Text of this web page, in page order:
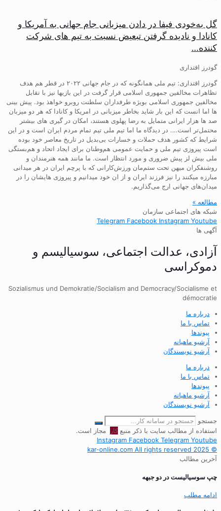
گل به‌خودی فیفا در دادن میزبانی جام جهانی به آمریکا و
کانادا و نادیده گرفتن تبعیض نسبت به تیم های شرکت
کننده…
گودرز اقتداری
گودرز اقتداری: تیم ملی همانگونه که در جام جهانی ۲۰۲۲ در قطر هم هدف
تظاهرات مخالفین جمهوری اسلامی قرار گرفت در این بازیها نیز با تقابل
مخالفین جمهوری اسلامی بویژه طرفداران سلطنت روبرو خواهذ بود. پیش بینی
ها اما انست که این بار شاید بخاطر میزبانی در امریکا و کانادا که هر دو میزبان
صد ها هزار ایرانی متمایل به رضا پهلوی هستند، امکان در گیری های بیشتر
محتمل‌تر است…. در دیدگاه ما اما تیم ملی تیم تمام مردم ایران است و در این
شرایط که کشور هدف حملات و خسارات بی‌بدیل در تاریخ معاصر خود بوده
است پیروزی تیم ملی و حمایت عمومی هم‌وطنان برای ایجاد اتحاد و هم‌بستگی
ملی بیش لز پیش ضروری و مورد انتظار است. ما مانند همه هنرمندان و
روشنفکران میهن تحت ستم‌مان ورزش‌کارانی که با پرچم ایران در هر میدانی
مبارزه میکنند را نیز فرزند ایران و از ان خود میدانیم و پیروزی هایشان را در
میدان‌های جهانی ارج می‌گذاریم.
مطالعه »
شبکه های اجتماعی سازمان
Telegram Facebook Instagram Youtube
آگهی ها
آزادی، عدالت اجتماعی، سوسیالیسم و
دموکراسی
Sozialismus und Demokratie/Socialism and Democracy/Socialisme et
démocratie
درباره ما
تماس با ما
پیوندها
آرشیو ماهیانه
آرشیو نویسندگان
درباره ما
تماس با ما
پیوندها
آرشیو ماهیانه
آرشیو نویسندگان
جستجو
استفاده از مطالب سایت با ذکر منبعکار
مجاز است.
Instagram Facebook Telegram Youtube
© 2025 kar-online.com All rights reserved
آخرین مطالب
چپ سوسیالیست در دو جبهه
ادامه مطلب